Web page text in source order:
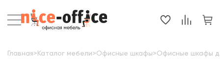
Главная> Каталог мебели>Офисные шкафы>Офисные шкафы